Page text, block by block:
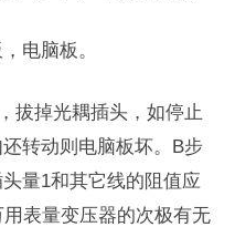
电脑板。
拔掉光耦插头，如停止
转动则电脑板坏。B步
量1和其它线的阻值应
表量变压器的次极有无